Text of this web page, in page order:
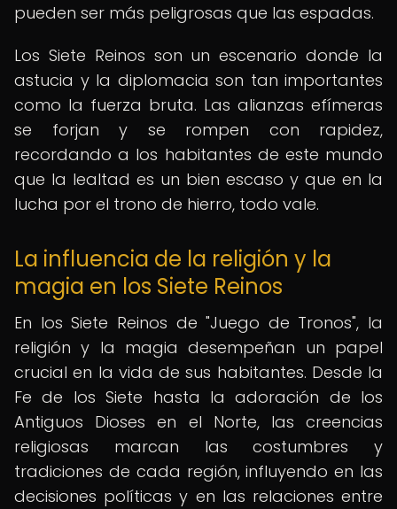
pueden ser más peligrosas que las espadas.
Los Siete Reinos son un escenario donde la
astucia y la diplomacia son tan importantes
como la fuerza bruta. Las alianzas efímeras
se forjan y se rompen con rapidez,
recordando a los habitantes de este mundo
que la lealtad es un bien escaso y que en la
lucha por el trono de hierro, todo vale.
La influencia de la religión y la
magia en los Siete Reinos
En los Siete Reinos de "Juego de Tronos", la
religión y la magia desempeñan un papel
crucial en la vida de sus habitantes. Desde la
Fe de los Siete hasta la adoración de los
Antiguos Dioses en el Norte, las creencias
religiosas marcan las costumbres y
tradiciones de cada región, influyendo en las
decisiones políticas y en las relaciones entre